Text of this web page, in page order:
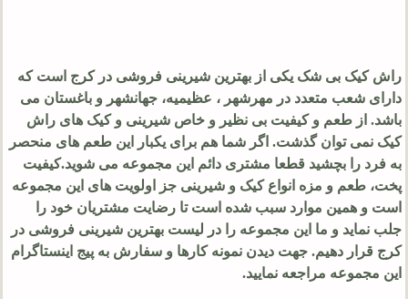
راش کیک بی شک یکی از بهترین شیرینی فروشی در کرج است که
دارای شعب متعدد در مهرشهر ، عظیمیه، جهانشهر و باغستان می
باشد. از طعم و کیفیت بی نظیر و خاص شیرینی و کیک های راش
کیک نمی توان گذشت. اگر شما هم برای یکبار این طعم های منحصر
به فرد را بچشید قطعا مشتری دائم این مجموعه می شوید.کیفیت
پخت، طعم و مزه انواع کیک و شیرینی جز اولویت های این مجموعه
است و همین موارد سبب شده است تا رضایت مشتریان خود را
جلب نماید و ما این مجموعه را در لیست بهترین شیرینی فروشی در
کرج قرار دهیم. جهت دیدن نمونه کارها و سفارش به پیج اینستاگرام
این مجموعه مراجعه نمایید.